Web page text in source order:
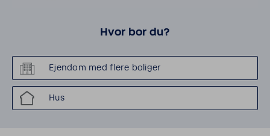
Hvor bor du?
Ejendom med flere boliger
Hus